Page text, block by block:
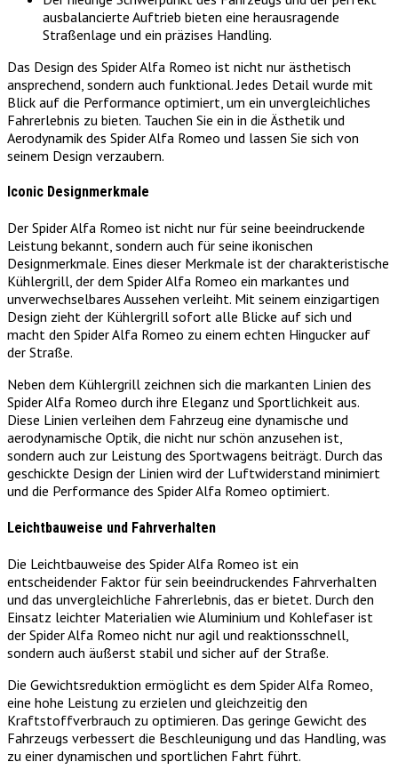
ausbalancierte Auftrieb bieten eine herausragende
Straßenlage und ein präzises Handling.
Das Design des Spider Alfa Romeo ist nicht nur ästhetisch
ansprechend, sondern auch funktional. Jedes Detail wurde mit
Blick auf die Performance optimiert, um ein unvergleichliches
Fahrerlebnis zu bieten. Tauchen Sie ein in die Ästhetik und
Aerodynamik des Spider Alfa Romeo und lassen Sie sich von
seinem Design verzaubern.
Iconic Designmerkmale
Der Spider Alfa Romeo ist nicht nur für seine beeindruckende
Leistung bekannt, sondern auch für seine ikonischen
Designmerkmale. Eines dieser Merkmale ist der charakteristische
Kühlergrill, der dem Spider Alfa Romeo ein markantes und
unverwechselbares Aussehen verleiht. Mit seinem einzigartigen
Design zieht der Kühlergrill sofort alle Blicke auf sich und
macht den Spider Alfa Romeo zu einem echten Hingucker auf
der Straße.
Neben dem Kühlergrill zeichnen sich die markanten Linien des
Spider Alfa Romeo durch ihre Eleganz und Sportlichkeit aus.
Diese Linien verleihen dem Fahrzeug eine dynamische und
aerodynamische Optik, die nicht nur schön anzusehen ist,
sondern auch zur Leistung des Sportwagens beiträgt. Durch das
geschickte Design der Linien wird der Luftwiderstand minimiert
und die Performance des Spider Alfa Romeo optimiert.
Leichtbauweise und Fahrverhalten
Die Leichtbauweise des Spider Alfa Romeo ist ein
entscheidender Faktor für sein beeindruckendes Fahrverhalten
und das unvergleichliche Fahrerlebnis, das er bietet. Durch den
Einsatz leichter Materialien wie Aluminium und Kohlefaser ist
der Spider Alfa Romeo nicht nur agil und reaktionsschnell,
sondern auch äußerst stabil und sicher auf der Straße.
Die Gewichtsreduktion ermöglicht es dem Spider Alfa Romeo,
eine hohe Leistung zu erzielen und gleichzeitig den
Kraftstoffverbrauch zu optimieren. Das geringe Gewicht des
Fahrzeugs verbessert die Beschleunigung und das Handling, was
zu einer dynamischen und sportlichen Fahrt führt.